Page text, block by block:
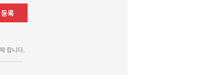
등록
합니다.